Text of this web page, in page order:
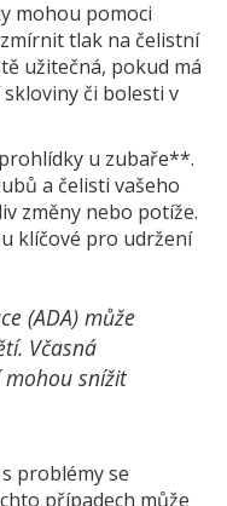
mohou pomoci
tlak na čelistní
užitečná, pokud má
či bolesti v
u zubaře**.
a čelisti vašeho
změny nebo potíže.
klíčové pro udržení
(ADA) může
Včasná
snížit
problémy se
případech může